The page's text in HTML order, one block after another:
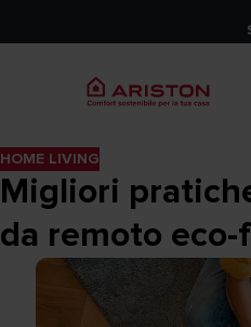
HOME LIVING
Migliori
da remoto